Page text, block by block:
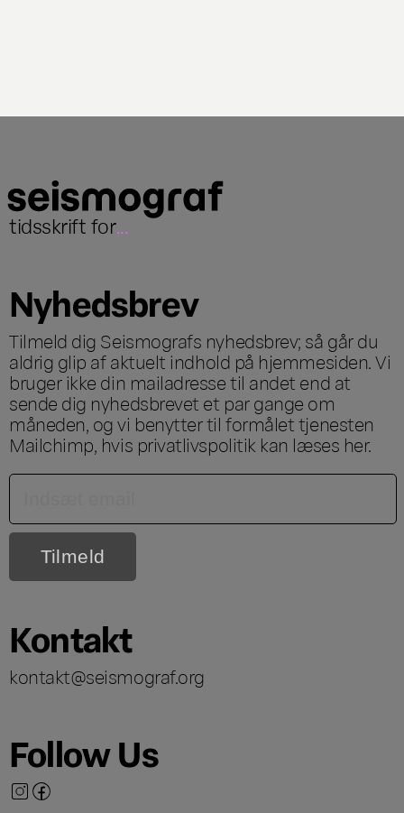
tidsskrift for...
Nyhedsbrev
Tilmeld dig Seismografs nyhedsbrev; så går du
aldrig glip af aktuelt indhold på hjemmesiden. Vi
bruger ikke din mailadresse til andet end at
sende dig nyhedsbrevet et par gange om
måneden, og vi benytter til formålet tjenesten
Mailchimp, hvis privatlivspolitik kan læses her.
Kontakt
kontakt@seismograf.org
Follow Us